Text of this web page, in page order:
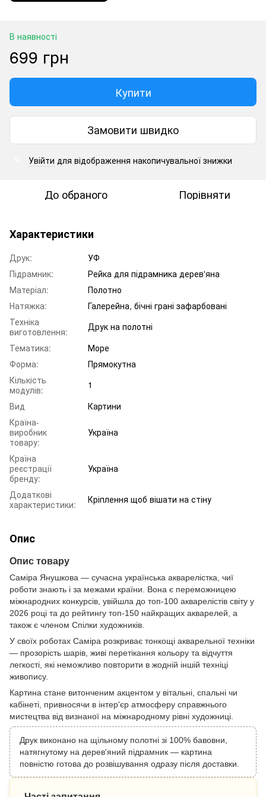
В наявності
699 грн
Купити
Замовити швидко
Увійти для відображення накопичувальної знижки
До обраного Порівняти
Характеристики
Друк:
УФ
Підрамник:
Рейка для підрамника дерев'яна
Матеріал:
Полотно
Натяжка:
Галерейна, бічні грані зафарбовані
Техніка
виготовлення:
Друк на полотні
Тематика:
Море
Форма:
Прямокутна
Кількість
модулів:
1
Вид
Картини
Країна-
виробник
товару:
Україна
Країна
реєстрації
бренду:
Україна
Додаткові
характеристики:
Кріплення щоб вішати на стіну
Опис
Опис товару
Саміра Янушкова — сучасна українська акварелістка, чиї
роботи знають і за межами країни. Вона є переможницею
міжнародних конкурсів, увійшла до топ-100 акварелістів світу у
2026 році та до рейтингу топ-150 найкращих акварелей, а
також є членом Спілки художників.
У своїх роботах Саміра розкриває тонкощі акварельної техніки
— прозорість шарів, живі перетікання кольору та відчуття
легкості, які неможливо повторити в жодній іншій техніці
живопису.
Картина стане витонченим акцентом у вітальні, спальні чи
кабінеті, привносячи в інтер'єр атмосферу справжнього
мистецтва від визнаної на міжнародному рівні художниці.
Друк виконано на щільному полотні зі 100% бавовни,
натягнутому на дерев'яний підрамник — картина
повністю готова до розвішування одразу після доставки.